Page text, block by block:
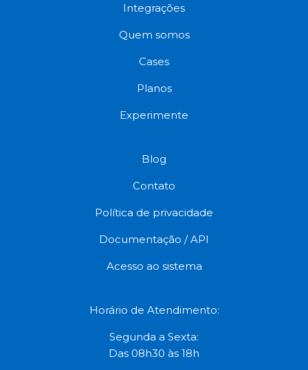
Integrações
Quem somos
Cases
Planos
Experimente
Blog
Contato
Política de privacidade
Documentação / API
Acesso ao sistema
Horário de Atendimento:
Segunda a Sexta:
Das 08h30 às 18h